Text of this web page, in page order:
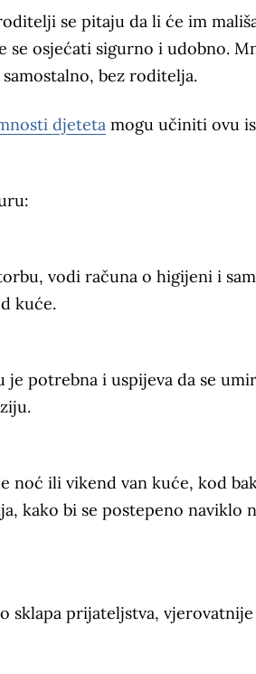
se pitaju da li će im
se osjećati sigurno i udobno.
bez roditelja.
djeteta mogu učiniti ovu
vodi računa o higijeni i
kuće.
potrebna i uspijeva da se
noć ili vikend van kuće, kod
kako bi se postepeno naviklo
sklapa prijateljstva, vjerovatnije